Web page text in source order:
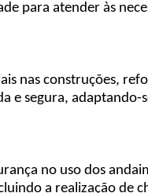
para atender às
nas construções,
segura, adaptando-
no uso dos
a realização de